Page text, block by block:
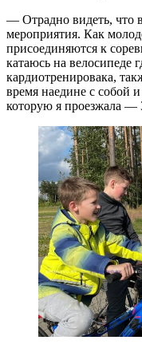
— Отрадно видеть, что
мероприятия. Как
присоединяются к
катаюсь на велосипеде
кардиотренировака,
время наедине с собой
которую я проезжала —